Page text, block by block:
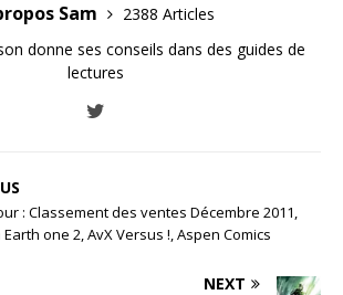
Sam
2388 Articles
donne ses conseils dans des guides de
lectures
: Classement des ventes Décembre 2011,
one 2, AvX Versus !, Aspen Comics
NEXT